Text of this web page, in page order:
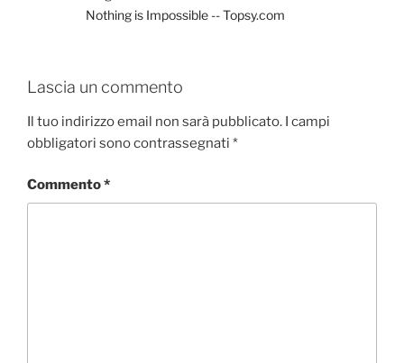
Nothing is Impossible -- Topsy.com
Lascia un commento
Il tuo indirizzo email non sarà pubblicato. I campi
obbligatori sono contrassegnati *
Commento*